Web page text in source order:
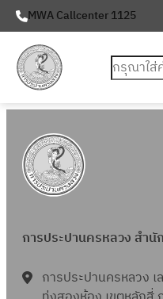
MWA Callcenter 1125
ค้นหา
การประปานครหลวง สำนั
การประปานครหลวง